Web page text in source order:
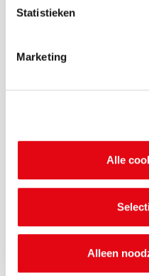
Statistieken
Marketing
Alle
Alleen
Meld
Naar